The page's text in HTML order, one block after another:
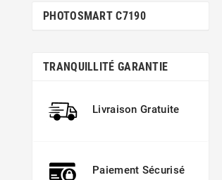
PHOTOSMART C7190
TRANQUILLITÉ GARANTIE
Livraison Gratuite
Paiement Sécurisé